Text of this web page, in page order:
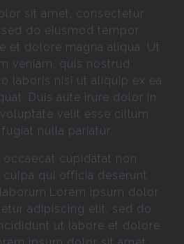
sit amet, consectetur
do eiusmod tempor
et dolore magna aliqua. Ut
veniam, quis nostrud
laboris nisi ut aliquip ex ea
Duis aute irure dolor in
velit esse cillum
nulla pariatur.
occaecat cupidatat non
qui officia deserunt
ipsum dolor
adipiscing elit, sed do
ut labore et dolore